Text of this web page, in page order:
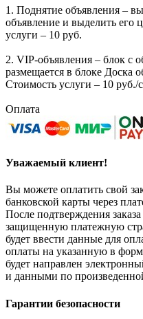
1. Поднятие объявления –
объявление и выделить его
услуги – 10 руб.
2. VIP-объявления – блок с
размещается в блоке Доска
Стоимость услуги – 10 руб./
Оплата
Уважаемый клиент!
Вы можете оплатить свой
банковской карты через
После подтверждения
защищенную платежную
будет ввести данные для
оплаты на указанную в
будет направлен
и данными по
Гарантии безопасности